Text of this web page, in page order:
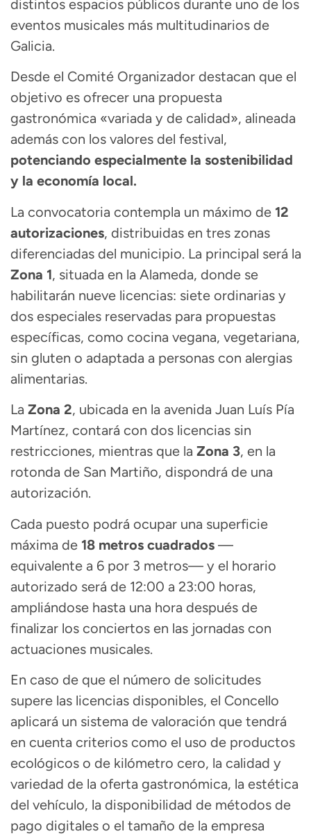
distintos espacios públicos durante uno de los
eventos musicales más multitudinarios de
Galicia.
Desde el Comité Organizador destacan que el
objetivo es ofrecer una propuesta
gastronómica «variada y de calidad», alineada
además con los valores del festival,
potenciando especialmente la sostenibilidad
y la economía local.
La convocatoria contempla un máximo de 12
autorizaciones, distribuidas en tres zonas
diferenciadas del municipio. La principal será la
Zona 1, situada en la Alameda, donde se
habilitarán nueve licencias: siete ordinarias y
dos especiales reservadas para propuestas
específicas, como cocina vegana, vegetariana,
sin gluten o adaptada a personas con alergias
alimentarias.
La Zona 2, ubicada en la avenida Juan Luís Pía
Martínez, contará con dos licencias sin
restricciones, mientras que la Zona 3, en la
rotonda de San Martiño, dispondrá de una
autorización.
Cada puesto podrá ocupar una superficie
máxima de 18 metros cuadrados —
equivalente a 6 por 3 metros— y el horario
autorizado será de 12:00 a 23:00 horas,
ampliándose hasta una hora después de
finalizar los conciertos en las jornadas con
actuaciones musicales.
En caso de que el número de solicitudes
supere las licencias disponibles, el Concello
aplicará un sistema de valoración que tendrá
en cuenta criterios como el uso de productos
ecológicos o de kilómetro cero, la calidad y
variedad de la oferta gastronómica, la estética
del vehículo, la disponibilidad de métodos de
pago digitales o el tamaño de la empresa